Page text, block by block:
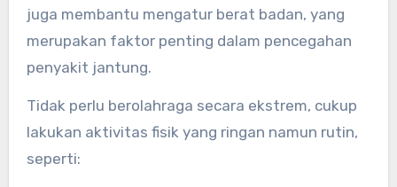
juga membantu mengatur berat badan, yang
merupakan faktor penting dalam pencegahan
penyakit jantung.
Tidak perlu berolahraga secara ekstrem, cukup
lakukan aktivitas fisik yang ringan namun rutin,
seperti: